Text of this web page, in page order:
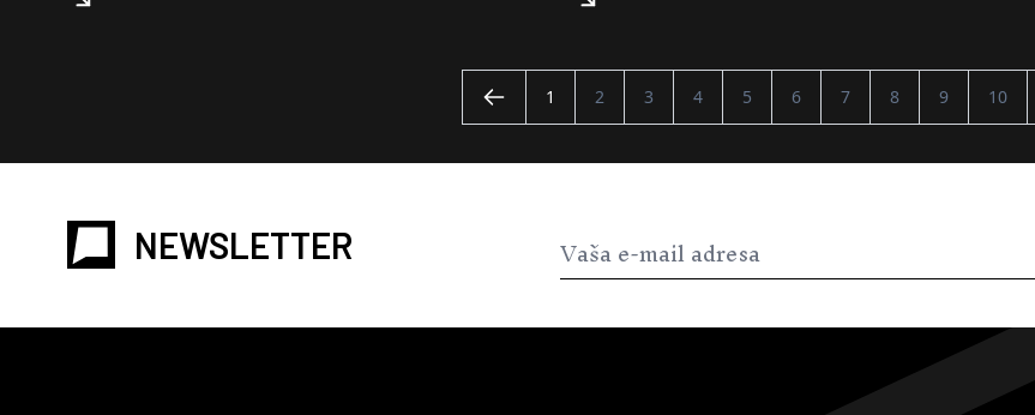
1 2 3 4 5 6 7 8 9 10
NEWSLETTER